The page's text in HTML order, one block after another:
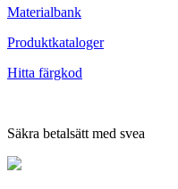
Materialbank
Produktkataloger
Hitta färgkod
Säkra betalsätt med svea